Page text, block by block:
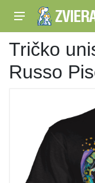
Tričko
Russo